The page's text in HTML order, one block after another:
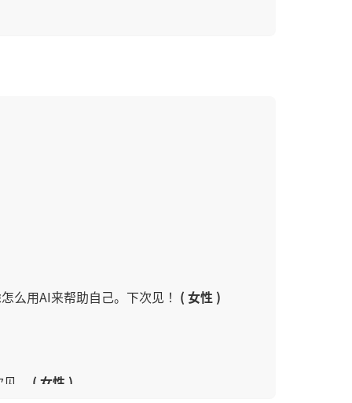
么用AI来帮助自己。下次见！ ( 女性 )
。 ( 女性 )